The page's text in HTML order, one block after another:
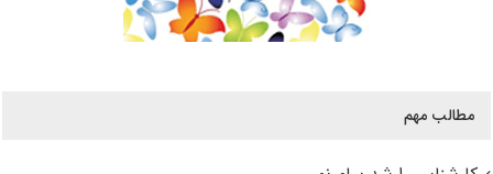
مطالب مهم